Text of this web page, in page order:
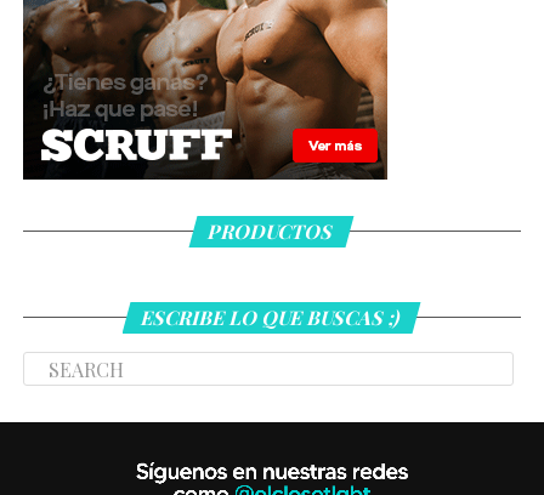
PRODUCTOS
ESCRIBE LO QUE BUSCAS ;)